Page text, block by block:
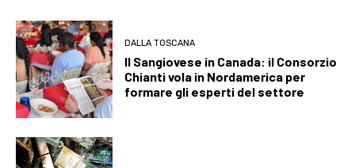
DALLA TOSCANA
Il Sangiovese in Canada: il Consorzio
Chianti vola in Nordamerica per
formare gli esperti del settore